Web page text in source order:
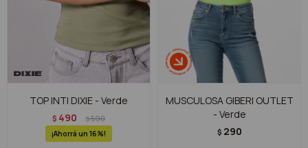
TOP INTI DIXIE - Verde
$ 490 $590
16
MUSCULOSA GIBERI OUTLET
- Verde
$ 290